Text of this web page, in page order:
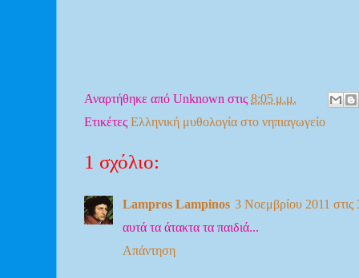
Αναρτήθηκε από Unknown στις 8:05 μ.μ.
Ετικέτες Ελληνική μυθολογία στο νηπιαγωγείο
1 σχόλιο:
Lampros Lampinos 3 Νοεμβρίου 2011 στις
αυτά τα άτακτα τα παιδιά...
Απάντηση